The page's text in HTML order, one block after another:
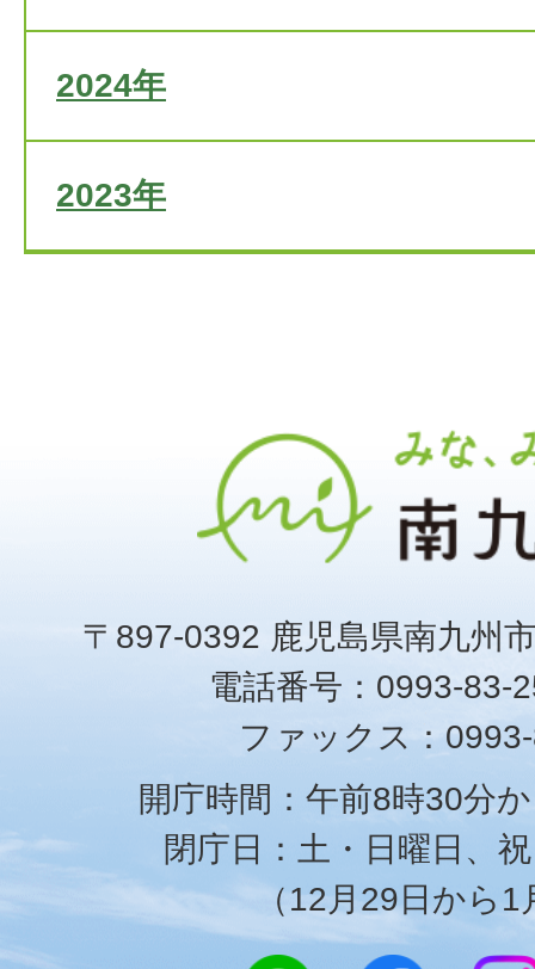
2024年
2023年
〒897-0392 鹿児島県南九州
電話番号：0993-83-
ファックス：
開庁時間：午前8時30分
閉庁日：土・日曜日、
（12月29日から1